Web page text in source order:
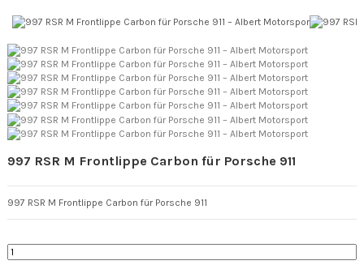
997 RSR M Frontlippe Carbon für Porsche 911
997 RSR M Frontlippe Carbon für Porsche 911